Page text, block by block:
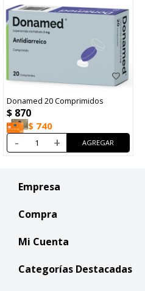
Donamed 20 Comprimidos
$ 870
$ 740
- +
Empresa
Compra
Mi Cuenta
Categorías Destacadas